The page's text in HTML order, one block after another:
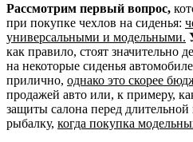
Рассмотрим первый вопрос,
при покупке чехлов на сиденья:
универсальными и модельными.
как правило, стоят значительно
на некоторые сиденья
прилично, однако это скорее
продажей авто или, к примеру,
защиты салона перед длительной
рыбалку, когда покупка